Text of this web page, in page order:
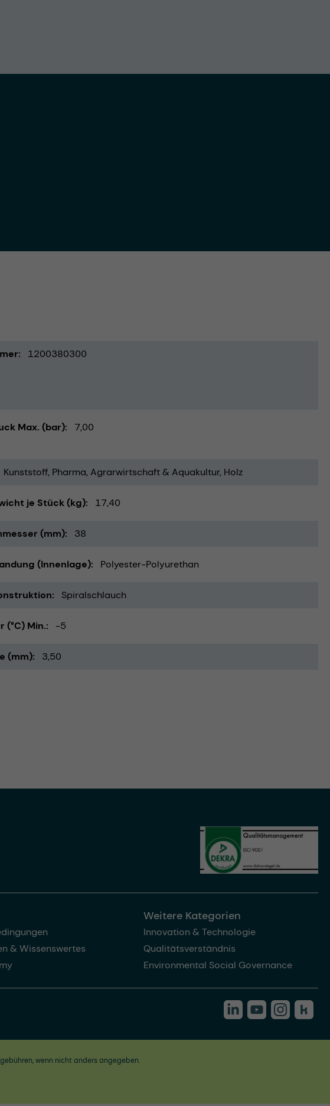
1200380300
Max. (bar) 7,00
Kunststoff Pharma Agrarwirtschaft & Aquakultur Holz
je Stück (kg) 17,40
(mm) 38
(Innenlage) Polyester-Polyurethan
Spiralschlauch
(°C) Min. -5
(mm) 3,50
& Wissenswertes
Weitere Kategorien
Innovation & Technologie
Qualitätsverständnis
Environmental Social Governance
wenn nicht anders angegeben.